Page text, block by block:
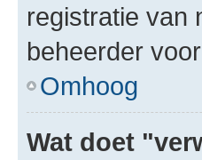
registratie van
beheerder
Omhoog
Wat doet